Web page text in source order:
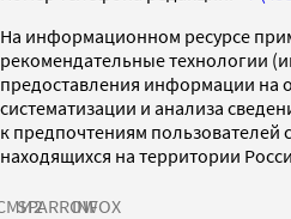
На информационном ресурсе
рекомендательные технологии
предоставления информации на
систематизации и анализа
к предпочтениям пользователей
находящихся на территории
SPARROWINFOX